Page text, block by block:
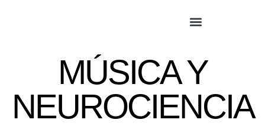
MÚSICA Y
NEUROCIENCIA